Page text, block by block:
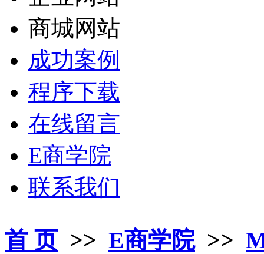
商城网站
成功案例
程序下载
在线留言
E商学院
联系我们
首 页>> E商学院>>